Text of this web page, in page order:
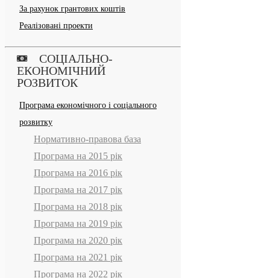
За рахунок грантових коштів
Реалізовані проекти
СОЦІАЛЬНО-
ЕКОНОМІЧНИЙ
РОЗВИТОК
Програма економічного і соціального
розвитку
Нормативно-правова база
Програма на 2015 рік
Програма на 2016 рік
Програма на 2017 рік
Програма на 2018 рік
Програма на 2019 рік
Програма на 2020 рік
Програма на 2021 рік
Програма на 2022 рік